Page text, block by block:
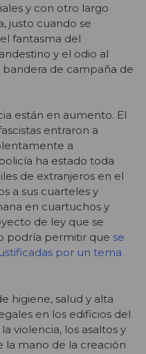
y con otro largo
justo cuando se
fantasma del
y el odio al
de campaña de
están en aumento. El
entraron a
a
ha estado toda
de extranjeros en el
a sus cuarteles y
en cuartuchos y
de ley que se
podría permitir que se
por un tema
higiene, salud y alta
en los edificios del
violencia, los asaltos y
la mano de la creación